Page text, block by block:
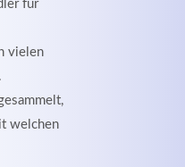
für
vielen
welchen